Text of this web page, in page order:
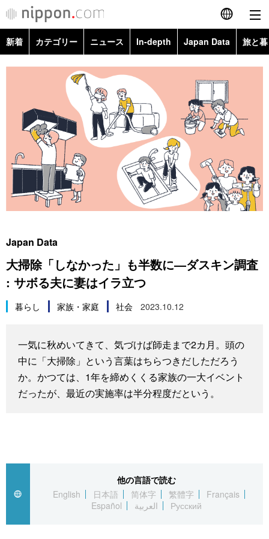
English
繁體字
Français
Español
العربية
カテゴリー
政治・外交
経済・ビジネス
社会
文化
暮らし
スポーツ・東京2020
ニュース
トップ
In-depth
旅と暮らし
動画/Live
Cinema
Topics
東京
お知らせ
新着 カテゴリー ニュース In-depth Japan Data 旅と
政治・外交
経済・ビジネス
国際・海外
社会
文化
スポーツ・東京2020
Topics
Images
People
東京
お知らせ
Japan Data
大掃除「しなかった」も半数に―ダスキン調査
: サボる夫に妻はイラ立つ
暮らし 家族・家庭 社会 2023.10.12
一気に秋めいてきて、気づけば師走まで2カ月。頭の
中に「大掃除」という言葉はちらつきだしただろう
か。かつては、1年を締めくくる家族の一大イベント
だったが、最近の実施率は半分程度だという。
他の言語で読む
English
日本語 简体字 繁體字
Français
Español
العربية Русский